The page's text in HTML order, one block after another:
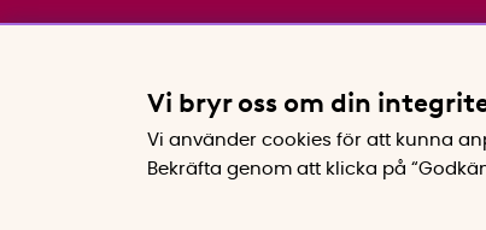
Vi bryr oss om din
Vi använder cookies för att kunna
Bekräfta genom att klicka på